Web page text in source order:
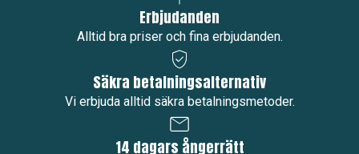
Erbjudanden
Alltid bra priser och fina erbjudanden.
Säkra betalningsalternativ
Vi erbjuda alltid säkra betalningsmetoder.
14 dagars ångerrätt